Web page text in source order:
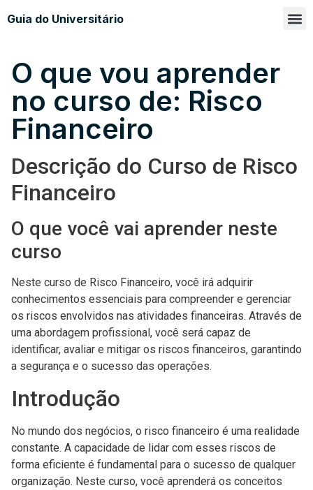
Guia do Universitário
O que vou aprender
no curso de: Risco
Financeiro
Descrição do Curso de Risco
Financeiro
O que você vai aprender neste
curso
Neste curso de Risco Financeiro, você irá adquirir
conhecimentos essenciais para compreender e gerenciar
os riscos envolvidos nas atividades financeiras. Através de
uma abordagem profissional, você será capaz de
identificar, avaliar e mitigar os riscos financeiros, garantindo
a segurança e o sucesso das operações.
Introdução
No mundo dos negócios, o risco financeiro é uma realidade
constante. A capacidade de lidar com esses riscos de
forma eficiente é fundamental para o sucesso de qualquer
organização. Neste curso, você aprenderá os conceitos